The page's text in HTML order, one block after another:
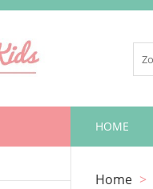
HOME
Home >